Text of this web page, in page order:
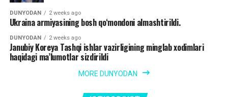
DUNYODAN 2 weeks ago
Ukraina armiyasining bosh qo‘mondoni almashtirildi.
DUNYODAN 2 weeks ago
Janubiy Koreya Tashqi ishlar vazirligining minglab xodimlari
haqidagi ma’lumotlar sizdirildi
MORE DUNYODAN